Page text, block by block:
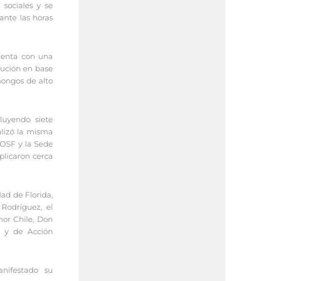
y se
las horas
con una
en base
de alto
siete
la misma
y la Sede
cerca
de Florida,
el
Chile, Don
y de Acción
su